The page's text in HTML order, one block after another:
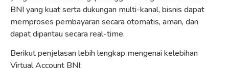
BNI yang kuat serta dukungan multi-kanal, bisnis dapat
memproses pembayaran secara otomatis, aman, dan
dapat dipantau secara real-time.
Berikut penjelasan lebih lengkap mengenai kelebihan
Virtual Account BNI: